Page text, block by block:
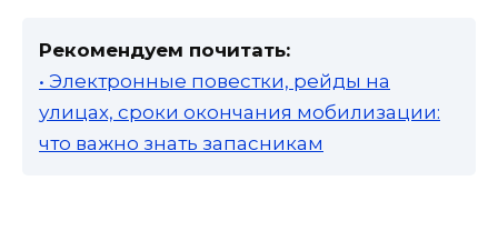
Рекомендуем почитать:
• Электронные повестки, рейды на
улицах, сроки окончания мобилизации:
что важно знать запасникам